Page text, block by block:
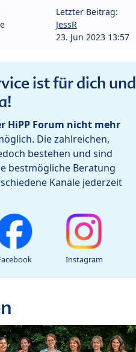
Letzter Beitrag:
JessR
23. Jun 2023 13:57
ist für dich und
HiPP Forum nicht mehr
Die zahlreichen,
bestehen und sind
bestmögliche Beratung
Kanäle jederzeit
Instagram